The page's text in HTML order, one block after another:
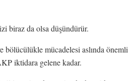
biraz da olsa düşündürür.
bölücülükle mücadelesi aslında önemli
iktidara gelene kadar.